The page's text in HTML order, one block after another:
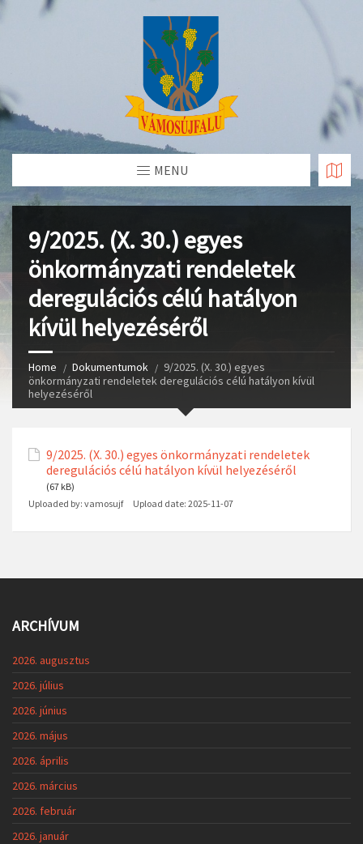
Skip
MENU
9/2025. (X. 30.) egyes
önkormányzati rendeletek
deregulációs célú hatályon
kívül helyezéséről
Home Dokumentumok
9/2025. (X. 30.) egyes
önkormányzati rendeletek deregulációs célú hatályon kívül
helyezéséről
9/2025. (X. 30.) egyes önkormányzati rendeletek
deregulációs célú hatályon kívül helyezéséről
(67 kB)
Uploaded by: vamosujf Upload date: 2025-11-07
ARCHÍVUM
2026. augusztus
2026. július
2026. június
2026. május
2026. április
2026. március
2026. február
2026. január